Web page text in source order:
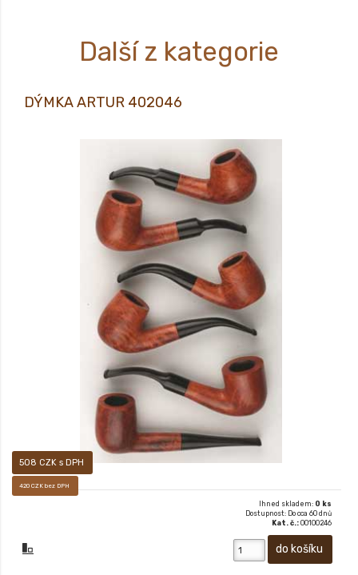
Další z kategorie
508 CZK s DPH
420 CZK bez DPH
DÝMKA ARTUR 402046
DÝMKA ARTUR 402046
Ihned skladem: 0 ks
Dostupnost: Do cca 60 dnů
Kat. č.: 00100246